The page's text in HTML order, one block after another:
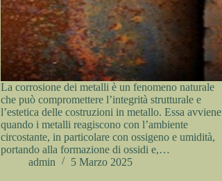
La corrosione dei metalli è un fenomeno naturale
che può compromettere l’integrità strutturale e
l’estetica delle costruzioni in metallo. Essa avviene
quando i metalli reagiscono con l’ambiente
circostante, in particolare con ossigeno e umidità,
portando alla formazione di ossidi e,…
admin
5 Marzo 2025